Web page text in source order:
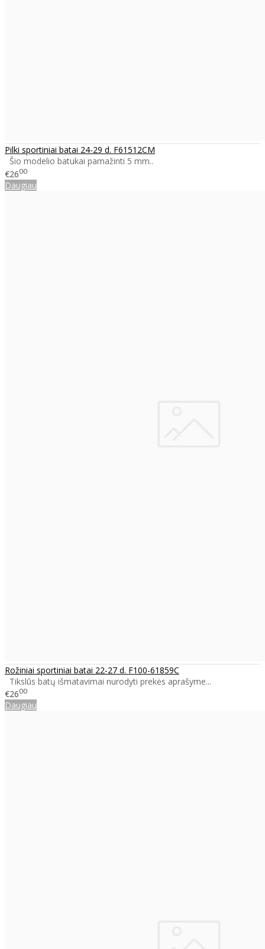
Pilki sportiniai batai 24-29 d. F61512CM
Šio modelio batukai pamažinti 5 mm..
€2600
Daugiau
Rožiniai sportiniai batai 22-27 d. F100-61859C
Tikslūs batų išmatavimai nurodyti prekės aprašyme...
€2600
Daugiau